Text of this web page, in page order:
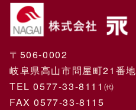
〒506-0002
岐阜県高山市問屋町21番地
TEL 0577-33-8111㈹
FAX 0577-33-8115